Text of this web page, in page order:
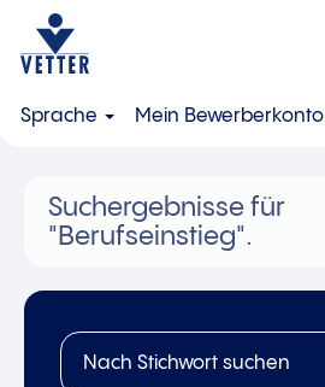
Sprache Mein Bewerberkonto
Suchergebnisse für
"Berufseinstieg".